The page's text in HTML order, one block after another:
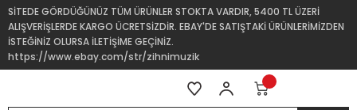
SİTEDE GÖRDÜĞÜNÜZ TÜM ÜRÜNLER STOKTA VARDIR, 5400 TL ÜZERİ
ALIŞVERİŞLERDE KARGO ÜCRETSİZDİR. EBAY'DE SATIŞTAKİ ÜRÜNLERİMİZDEN
İSTEĞİNİZ OLURSA İLETİŞİME GEÇİNİZ.
https://www.ebay.com/str/zihnimuzik